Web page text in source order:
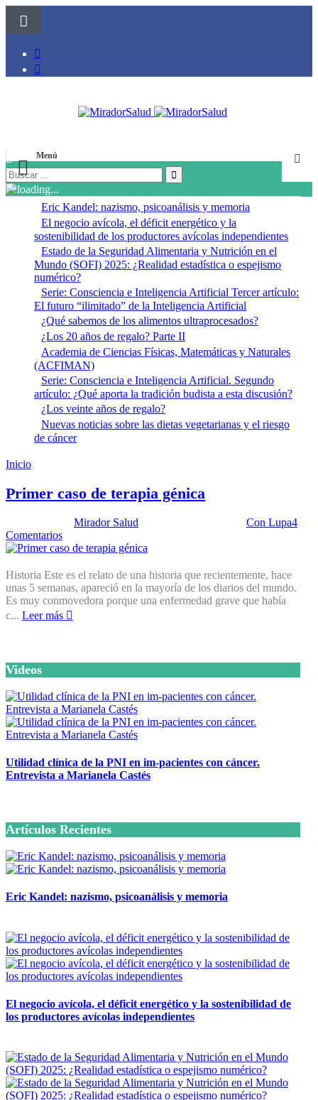
Menú
Eric Kandel: nazismo, psicoanálisis y memoria
El negocio avícola, el déficit energético y la
sostenibilidad de los productores avícolas independientes
Estado de la Seguridad Alimentaria y Nutrición en el
Mundo (SOFI) 2025: ¿Realidad estadística o espejismo
numérico?
Serie: Consciencia e Inteligencia Artificial Tercer artículo:
El futuro “ilimitado” de la Inteligencia Artificial
¿Qué sabemos de los alimentos ultraprocesados?
¿Los 20 años de regalo? Parte II
Academia de Ciencias Físicas, Matemáticas y Naturales
(ACFIMAN)
Serie: Consciencia e Inteligencia Artificial. Segundo
artículo: ¿Qué aporta la tradición budista a esta discusión?
¿Los veinte años de regalo?
Nuevas noticias sobre las dietas vegetarianas y el riesgo
de cáncer
Inicio
Primer caso de terapia génica
Mirador Salud Con Lupa4
Comentarios
Historia Este es el relato de una historia que recientemente, hace
unas 5 semanas, apareció en la mayoría de los diarios del mundo.
Es muy conmovedora porque una enfermedad grave que había
c... Leer más
Videos
Utilidad clínica de la PNI en im-pacientes con cáncer.
Entrevista a Marianela Castés
Artículos Recientes
Eric Kandel: nazismo, psicoanálisis y memoria
El negocio avícola, el déficit energético y la sostenibilidad de
los productores avícolas independientes